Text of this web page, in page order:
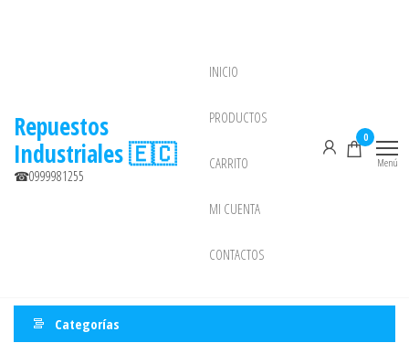
Repuestos
Industriales 🇪🇨
☎0999981255
INICIO
PRODUCTOS
CARRITO
MI CUENTA
CONTACTOS
0
Menú
Categorías